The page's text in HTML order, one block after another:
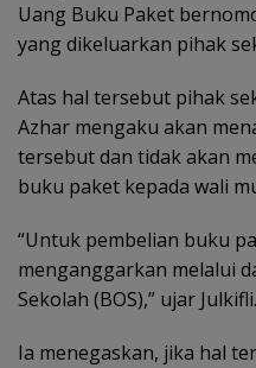
Uang Buku Paket
yang dikeluarkan pihak
Atas hal tersebut pihak
Azhar mengaku akan
tersebut dan tidak akan
buku paket kepada wali
“Untuk pembelian buku
menganggarkan melalui
Sekolah (BOS),” ujar Julkifli.
Ia menegaskan, jika hal